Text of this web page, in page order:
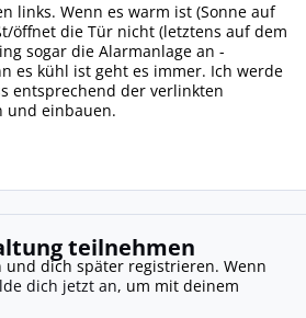
links. Wenn es warm ist (Sonne auf
öffnet die Tür nicht (letztens auf dem
sogar die Alarmanlage an -
es kühl ist geht es immer. Ich werde
entsprechend der verlinkten
und einbauen.
teilnehmen
und dich später registrieren. Wenn
dich jetzt an, um mit deinem